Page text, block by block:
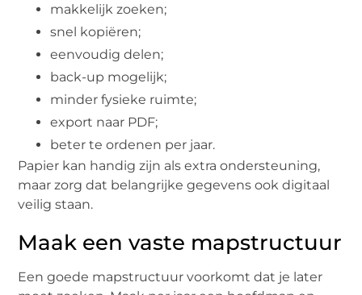
makkelijk zoeken;
snel kopiëren;
eenvoudig delen;
back-up mogelijk;
minder fysieke ruimte;
export naar PDF;
beter te ordenen per jaar.
Papier kan handig zijn als extra ondersteuning,
maar zorg dat belangrijke gegevens ook digitaal
veilig staan.
Maak een vaste mapstructuur
Een goede mapstructuur voorkomt dat je later